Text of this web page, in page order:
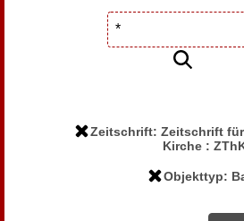
Zeitschrift: Zeitschrift
Kirche :
Objekttyp: